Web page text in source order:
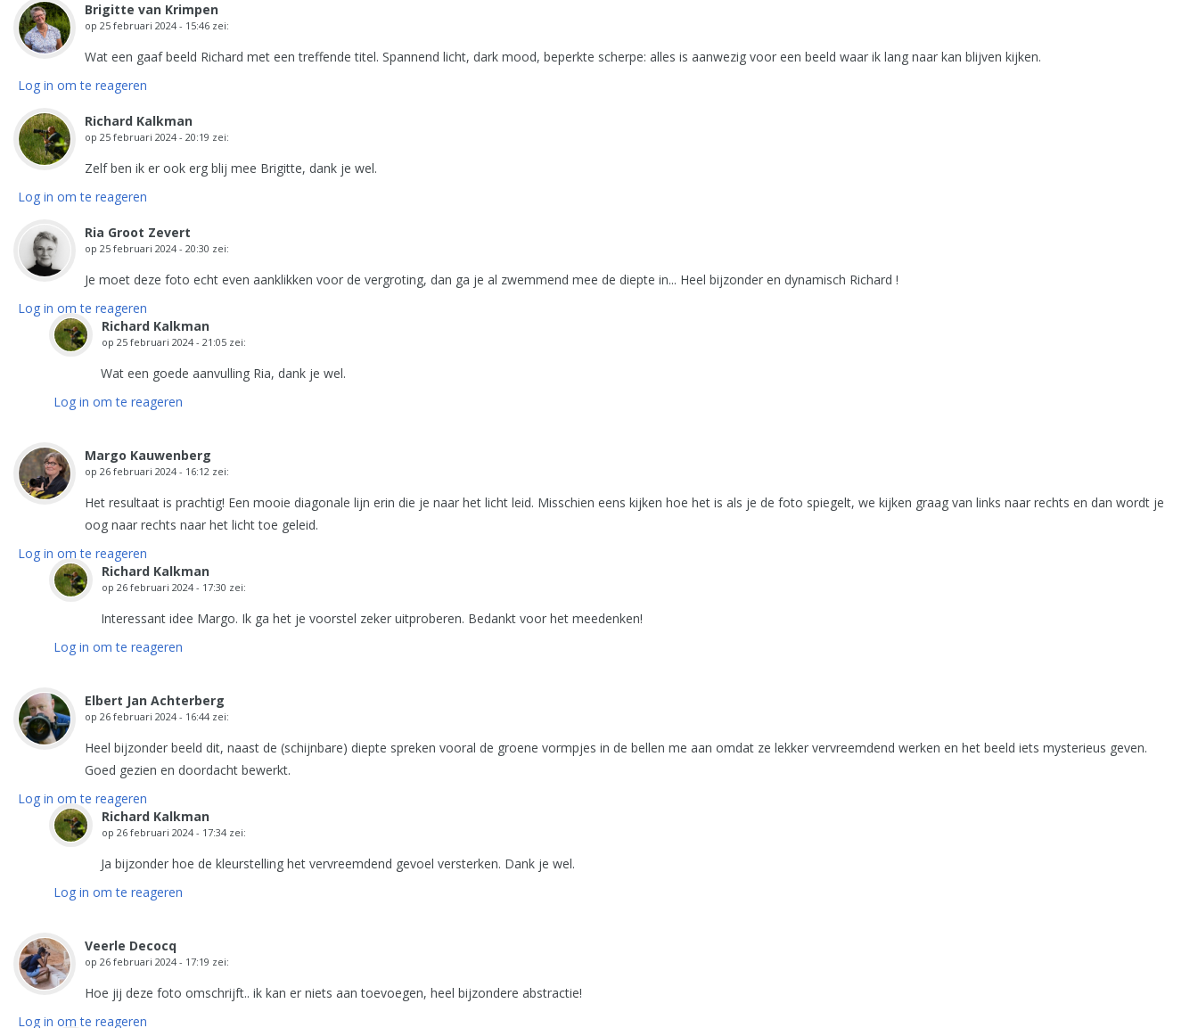
Brigitte van Krimpen
op 25 februari 2024 - 15:46 zei:
Wat een gaaf beeld Richard met een treffende titel. Spannend licht, dark mood, beperkte scherpe: alles is aanwezig voor een beeld waar ik lang naar kan blijven kijken.
Log in om te reageren
Richard Kalkman
op 25 februari 2024 - 20:19 zei:
Zelf ben ik er ook erg blij mee Brigitte, dank je wel.
Log in om te reageren
Ria Groot Zevert
op 25 februari 2024 - 20:30 zei:
Je moet deze foto echt even aanklikken voor de vergroting, dan ga je al zwemmend mee de diepte in... Heel bijzonder en dynamisch Richard !
Log in om te reageren
Richard Kalkman
op 25 februari 2024 - 21:05 zei:
Wat een goede aanvulling Ria, dank je wel.
Log in om te reageren
Margo Kauwenberg
op 26 februari 2024 - 16:12 zei:
Het resultaat is prachtig! Een mooie diagonale lijn erin die je naar het licht leid. Misschien eens kijken hoe het is als je de foto spiegelt, we kijken graag van links naar rechts en dan wordt je
oog naar rechts naar het licht toe geleid.
Log in om te reageren
Richard Kalkman
op 26 februari 2024 - 17:30 zei:
Interessant idee Margo. Ik ga het je voorstel zeker uitproberen. Bedankt voor het meedenken!
Log in om te reageren
Elbert Jan Achterberg
op 26 februari 2024 - 16:44 zei:
Heel bijzonder beeld dit, naast de (schijnbare) diepte spreken vooral de groene vormpjes in de bellen me aan omdat ze lekker vervreemdend werken en het beeld iets mysterieus geven.
Goed gezien en doordacht bewerkt.
Log in om te reageren
Richard Kalkman
op 26 februari 2024 - 17:34 zei:
Ja bijzonder hoe de kleurstelling het vervreemdend gevoel versterken. Dank je wel.
Log in om te reageren
Veerle Decocq
op 26 februari 2024 - 17:19 zei:
Hoe jij deze foto omschrijft.. ik kan er niets aan toevoegen, heel bijzondere abstractie!
Log in om te reageren